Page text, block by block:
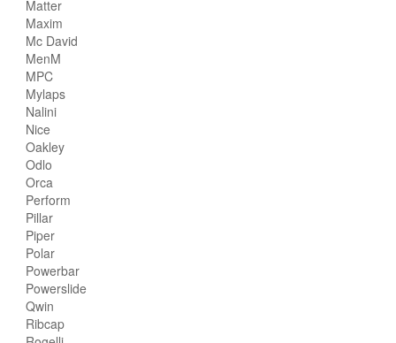
Matter
Maxim
Mc David
MenM
MPC
Mylaps
Nalini
Nice
Oakley
Odlo
Orca
Perform
Pillar
Piper
Polar
Powerbar
Powerslide
Qwin
Ribcap